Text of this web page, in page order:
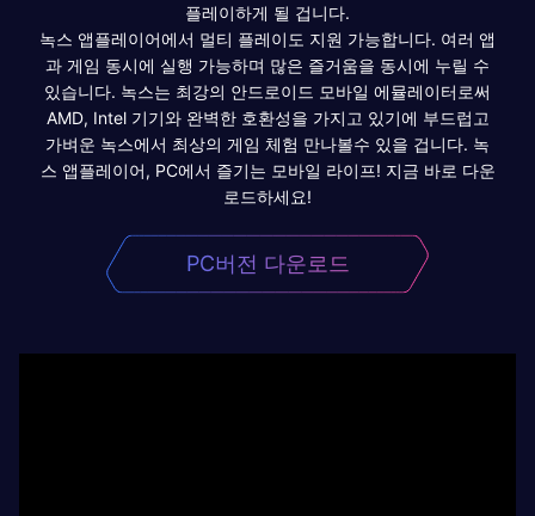
플레이하게 될 겁니다.
녹스 앱플레이어에서 멀티 플레이도 지원 가능합니다. 여러 앱
과 게임 동시에 실행 가능하며 많은 즐거움을 동시에 누릴 수
있습니다. 녹스는 최강의 안드로이드 모바일 에뮬레이터로써
AMD, Intel 기기와 완벽한 호환성을 가지고 있기에 부드럽고
가벼운 녹스에서 최상의 게임 체험 만나볼수 있을 겁니다. 녹
스 앱플레이어, PC에서 즐기는 모바일 라이프! 지금 바로 다운
로드하세요!
PC버전 다운로드